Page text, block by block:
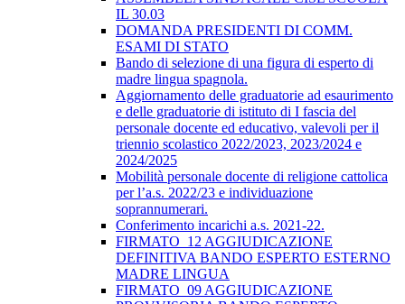
IL 30.03
DOMANDA PRESIDENTI DI COMM.
ESAMI DI STATO
Bando di selezione di una figura di esperto di
madre lingua spagnola.
Aggiornamento delle graduatorie ad esaurimento
e delle graduatorie di istituto di I fascia del
personale docente ed educativo, valevoli per il
triennio scolastico 2022/2023, 2023/2024 e
2024/2025
Mobilità personale docente di religione cattolica
per l’a.s. 2022/23 e individuazione
soprannumerari.
Conferimento incarichi a.s. 2021-22.
FIRMATO_12 AGGIUDICAZIONE
DEFINITIVA BANDO ESPERTO ESTERNO
MADRE LINGUA
FIRMATO_09 AGGIUDICAZIONE